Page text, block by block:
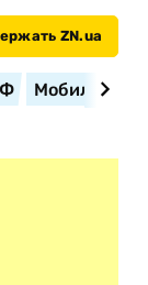
ZN.ua